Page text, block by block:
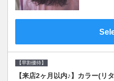
【早割優待】
【来店2ヶ月以内♪】カラー(リ